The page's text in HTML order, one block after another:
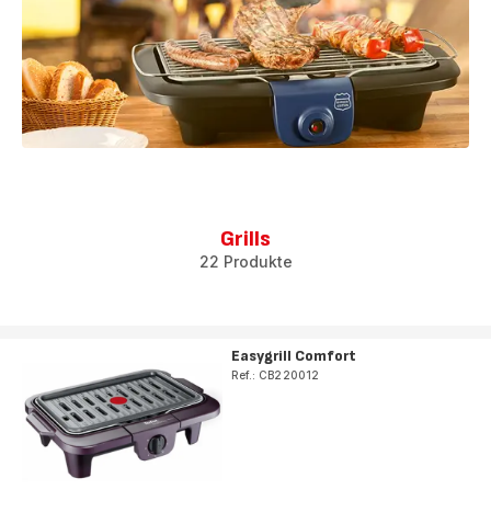
Grills
22 Produkte
Easygrill Comfort
Ref.: CB220012